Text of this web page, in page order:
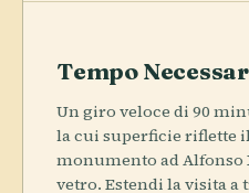
Tempo
Un giro veloce di 90
la cui superficie riflette
monumento ad Alfonso
vetro. Estendi la visita a